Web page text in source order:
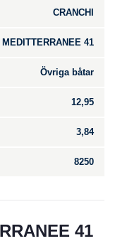
CRANCHI
MEDITTERRANEE 41
Övriga båtar
12,95
3,84
8250
41